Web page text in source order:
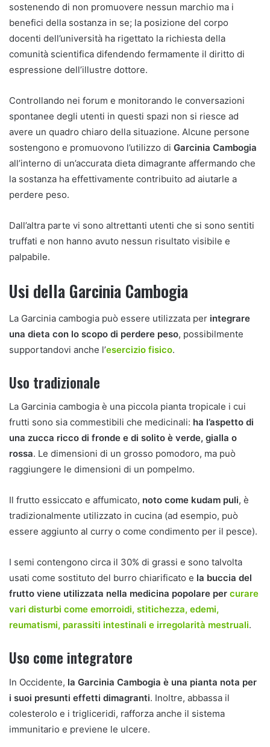
sostenendo di non promuovere nessun marchio ma i
benefici della sostanza in se; la posizione del corpo
docenti dell’università ha rigettato la richiesta della
comunità scientifica difendendo fermamente il diritto di
espressione dell’illustre dottore.
Controllando nei forum e monitorando le conversazioni
spontanee degli utenti in questi spazi non si riesce ad
avere un quadro chiaro della situazione. Alcune persone
sostengono e promuovono l’utilizzo di Garcinia Cambogia
all’interno di un’accurata dieta dimagrante affermando che
la sostanza ha effettivamente contribuito ad aiutarle a
perdere peso.
Dall’altra parte vi sono altrettanti utenti che si sono sentiti
truffati e non hanno avuto nessun risultato visibile e
palpabile.
Usi della Garcinia Cambogia
La Garcinia cambogia può essere utilizzata per integrare
una dieta con lo scopo di perdere peso, possibilmente
supportandovi anche l’esercizio fisico.
Uso tradizionale
La Garcinia cambogia è una piccola pianta tropicale i cui
frutti sono sia commestibili che medicinali: ha l’aspetto di
una zucca ricco di fronde e di solito è verde, gialla o
rossa. Le dimensioni di un grosso pomodoro, ma può
raggiungere le dimensioni di un pompelmo.
Il frutto essiccato e affumicato, noto come kudam puli, è
tradizionalmente utilizzato in cucina (ad esempio, può
essere aggiunto al curry o come condimento per il pesce).
I semi contengono circa il 30% di grassi e sono talvolta
usati come sostituto del burro chiarificato e la buccia del
frutto viene utilizzata nella medicina popolare per curare
vari disturbi come emorroidi, stitichezza, edemi,
reumatismi, parassiti intestinali e irregolarità mestruali.
Uso come integratore
In Occidente, la Garcinia Cambogia è una pianta nota per
i suoi presunti effetti dimagranti. Inoltre, abbassa il
colesterolo e i trigliceridi, rafforza anche il sistema
immunitario e previene le ulcere.